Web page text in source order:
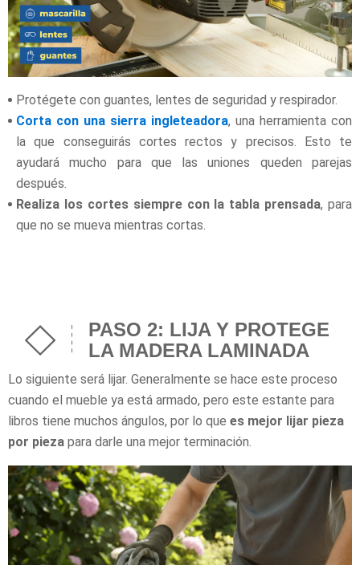
Protégete con guantes, lentes de seguridad y respirador.
Corta con una sierra ingleteadora, una herramienta con
la que conseguirás cortes rectos y precisos. Esto te
ayudará mucho para que las uniones queden parejas
después.
Realiza los cortes siempre con la tabla prensada, para
que no se mueva mientras cortas.
PASO 2: LIJA Y PROTEGE
LA MADERA LAMINADA
Lo siguiente será lijar. Generalmente se hace este proceso
cuando el mueble ya está armado, pero este estante para
libros tiene muchos ángulos, por lo que es mejor lijar pieza
por pieza para darle una mejor terminación.